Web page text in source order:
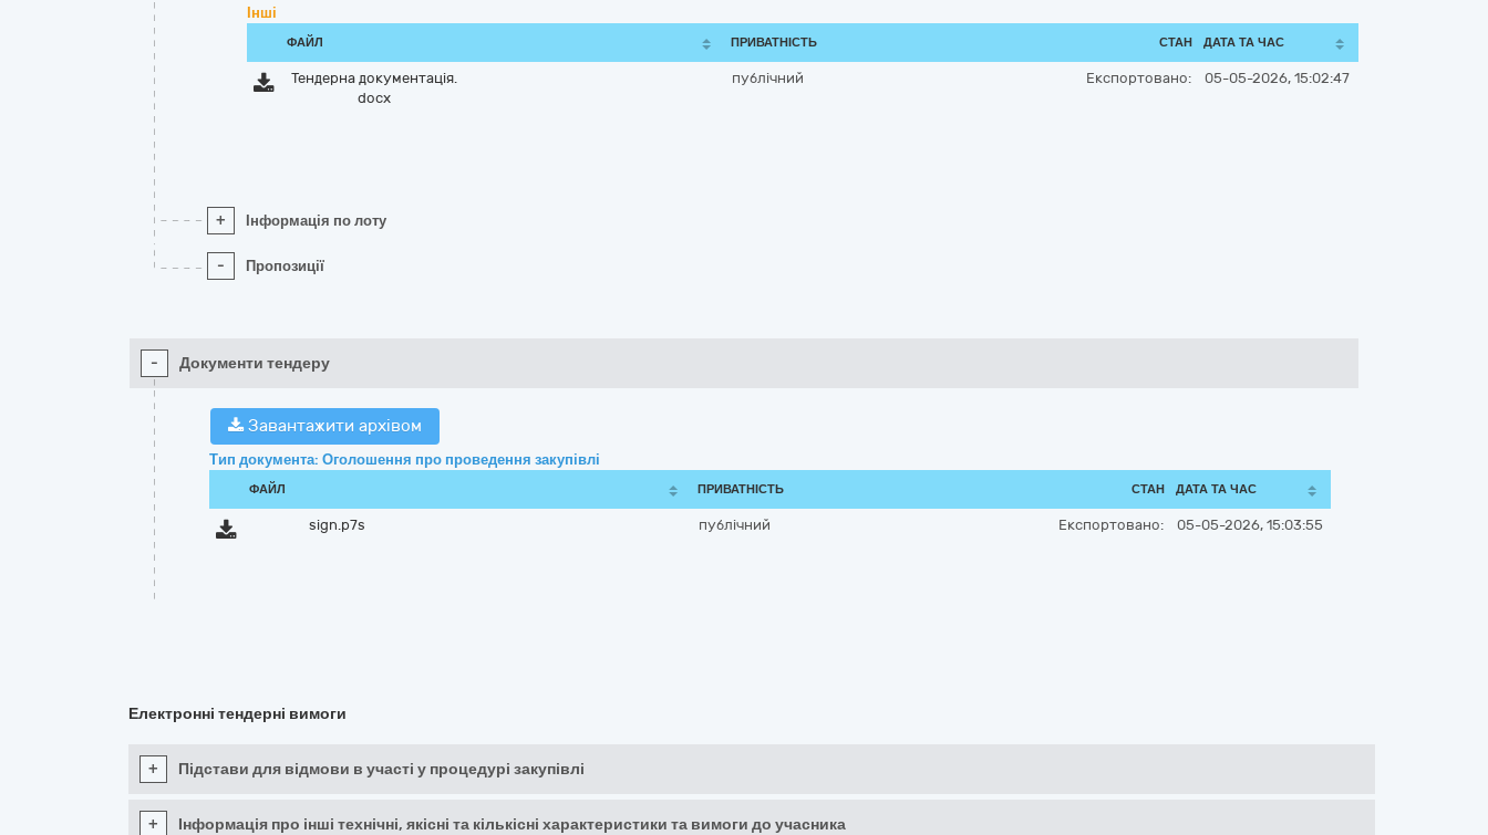
Інші
ФАЙЛ ПРИВАТНІСТЬ СТАН ДАТА ТА ЧАС
Тендерна документація.
docx
публічний Експортовано: 05-05-2026, 15:02:47
+ Інформація по лоту
- Пропозиції
- Документи тендеру
Завантажити архівом
Тип документа: Оголошення про проведення закупівлі
ФАЙЛ ПРИВАТНІСТЬ СТАН ДАТА ТА ЧАС
sign.p7s публічний Експортовано: 05-05-2026, 15:03:55
Електронні тендерні вимоги
+ Підстави для відмови в участі у процедурі закупівлі
+ Інформація про інші технічні, якісні та кількісні характеристики та вимоги до учасника